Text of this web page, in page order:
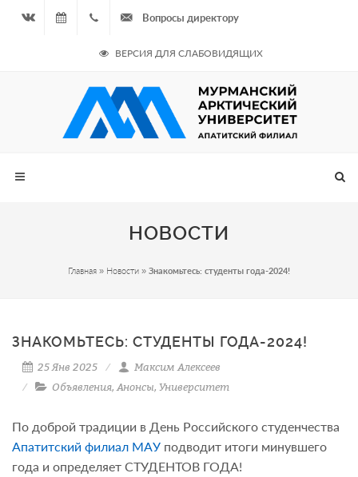
07.08.2026
- Чётная
неделя
964
687
Вопросы директору
ВЕРСИЯ ДЛЯ СЛАБОВИДЯЩИХ
НОВОСТИ
Главная » Новости » Знакомьтесь: студенты года-2024!
ЗНАКОМЬТЕСЬ: СТУДЕНТЫ ГОДА-2024!
25 Янв 2025
Максим Алексеев
Объявления, Анонсы, Университет
По доброй традиции в День Российского студенчества
Апатитский филиал МАУ подводит итоги минувшего
года и определяет СТУДЕНТОВ ГОДА!